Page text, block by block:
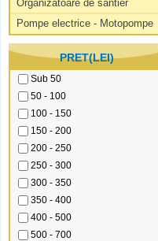
Organizatoare de santier
Pompe electrice - Motopompe
PRET(LEI)
Sub 50
50 - 100
100 - 150
150 - 200
200 - 250
250 - 300
300 - 350
350 - 400
400 - 500
500 - 700